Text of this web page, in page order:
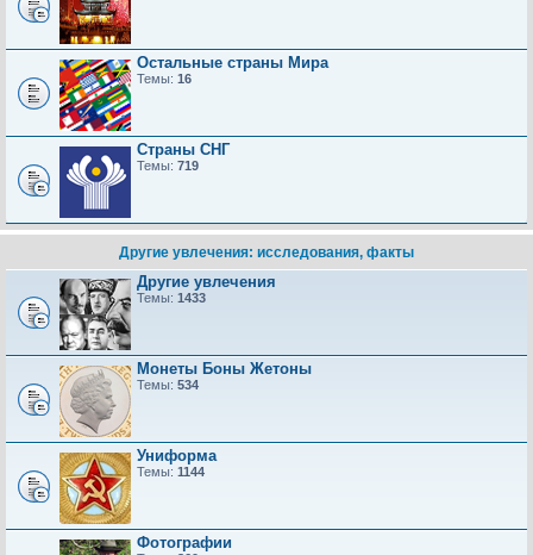
Остальные страны Мира
Темы: 16
Страны СНГ
Темы: 719
Другие увлечения: исследования, факты
Другие увлечения
Темы: 1433
Монеты Боны Жетоны
Темы: 534
Униформа
Темы: 1144
Фотографии